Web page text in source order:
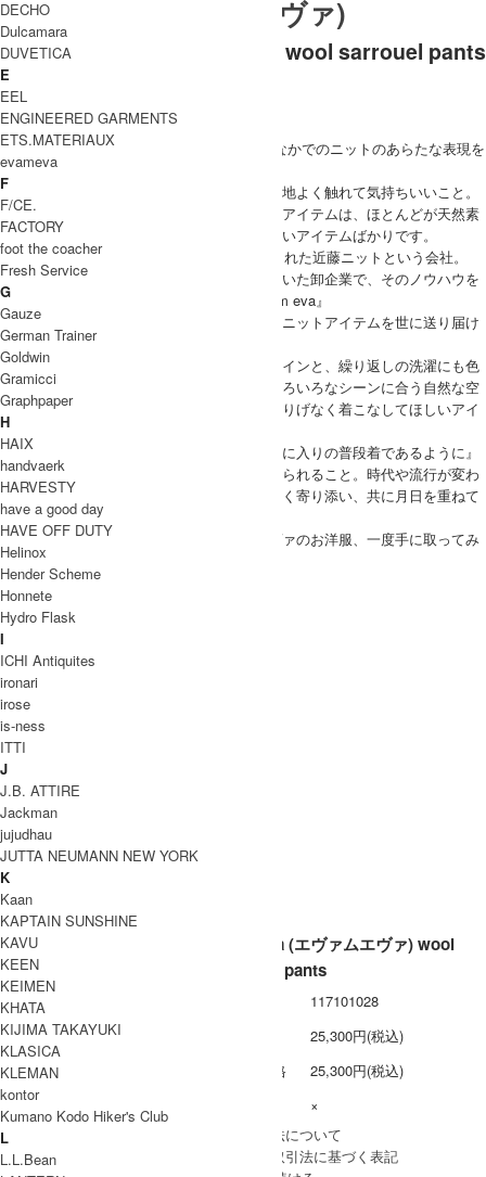
evameva (エヴァムエヴァ)
evameva (エヴァムエヴァ) wool sarrouel pants
ブランド紹介
evameva
"ニットのもつあたたかさ、そして暮らしのなかでのニットのあらたな表現を
すこしづつかたちにして・・・"
日々の暮らしを心地よく過ごす、また見て心地よく触れて気持ちいいこと。
そんなコンセプトを持ったエヴァムエヴァのアイテムは、ほとんどが天然素
材を使用。肌触りや素材の表情が本当に優しいアイテムばかりです。
エヴァムエヴァのはじまりは1945年に創業された近藤ニットという会社。
元々はレディースのニットアイテムを作っていた卸企業で、そのノウハウを
生かして作り上げたのが自社ブランド『evam eva』
長年で培われた技術はすばらしく、高品質なニットアイテムを世に送り届け
続けています。
シンプルながら毎日着ても飽きの来ないデザインと、繰り返しの洗濯にも色
褪せない普段着としての使い勝手、日常のいろいろなシーンに合う自然な空
気感を持った洋服や小物は、大人の女性がさりげなく着こなしてほしいアイ
テムです。
『とっておきの１枚であることよりも、お気に入りの普段着であるように』
『無理なく、自然体で。長く愛着をもってきられること。時代や流行が変わ
っても、暮らしに息づき、着る人にさりげなく寄り添い、共に月日を重ねて
いけるように』
そんなメッセージが込められたエヴァムエヴァのお洋服、一度手に取ってみ
てください。
evameva 取り扱い商品
INFORMATION
商品名
カラー
生産国
洗濯表記
evameva (エヴァムエヴァ) wool
sarrouel pants
117101028
25,300円(税込)
販売価格
25,300円(税込)
×
» 採寸方法について
» 特定商取引法に基づく表記
DECHO
Dulcamara
DUVETICA
E
EEL
ENGINEERED GARMENTS
ETS.MATERIAUX
evameva
F
F/CE.
FACTORY
foot the coacher
Fresh Service
G
Gauze
German Trainer
Goldwin
Gramicci
Graphpaper
H
HAIX
handvaerk
HARVESTY
have a good day
HAVE OFF DUTY
Helinox
Hender Scheme
Honnete
Hydro Flask
I
ICHI Antiquites
ironari
irose
is-ness
ITTI
J
J.B. ATTIRE
Jackman
jujudhau
JUTTA NEUMANN NEW YORK
K
Kaan
KAPTAIN SUNSHINE
KAVU
KEEN
KEIMEN
KHATA
KIJIMA TAKAYUKI
KLASICA
KLEMAN
kontor
Kumano Kodo Hiker's Club
L
L.L.Bean